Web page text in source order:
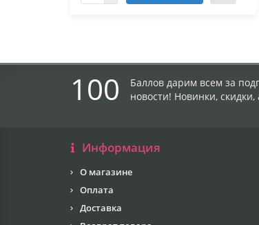
100
Баллов дарим всем за
новости! Новинки, скидки,
Информация
О магазине
Оплата
Доставка